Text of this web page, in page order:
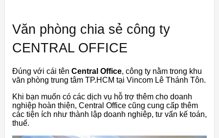
Văn phòng chia sẻ công ty
CENTRAL OFFICE
Đúng với cái tên Central Office, công ty nằm trong khu
văn phòng trung tâm TP.HCM tại Vincom Lê Thánh Tôn.
Khi bạn muốn có các dịch vụ hỗ trợ thêm cho doanh
nghiệp hoàn thiện, Central Office cũng cung cấp thêm
các tiện ích như thành lập doanh nghiêp, tư vấn kế toán,
thuế.